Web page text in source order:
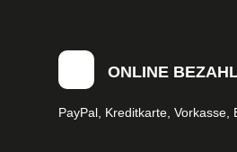
ONLINE
PayPal, Kreditkarte, Vorkasse,